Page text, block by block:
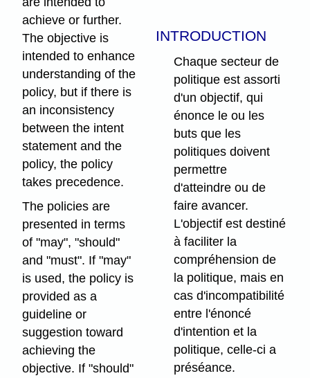
achieve or further.
The objective is
intended to enhance
understanding of the
policy, but if there is
an inconsistency
between the intent
statement and the
policy, the policy
takes precedence.
The policies are
presented in terms
of "may", "should"
and "must". If "may"
is used, the policy is
provided as a
guideline or
suggestion toward
achieving the
objective. If "should"
INTRODUCTION
Chaque secteur de
politique est assorti
d'un objectif, qui
énonce le ou les
buts que les
politiques doivent
permettre
d'atteindre ou de
faire avancer.
L'objectif est destiné
à faciliter la
compréhension de
la politique, mais en
cas d'incompatibilité
entre l'énoncé
d'intention et la
politique, celle-ci a
préséance.